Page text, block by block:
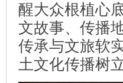
醒大众根植心
文故事、传播
传承与文旅软
土文化传播树